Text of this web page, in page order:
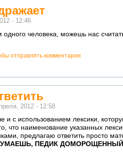
- 12:46
человека, можешь нас
отправлять комментарии
2012 - 12:58
и с использованием лексики,
что наименование указанных
предлагаю ответить просто
ПЕДИК